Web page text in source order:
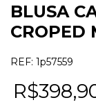
BLUSA
CROPED
REF: 1p57559